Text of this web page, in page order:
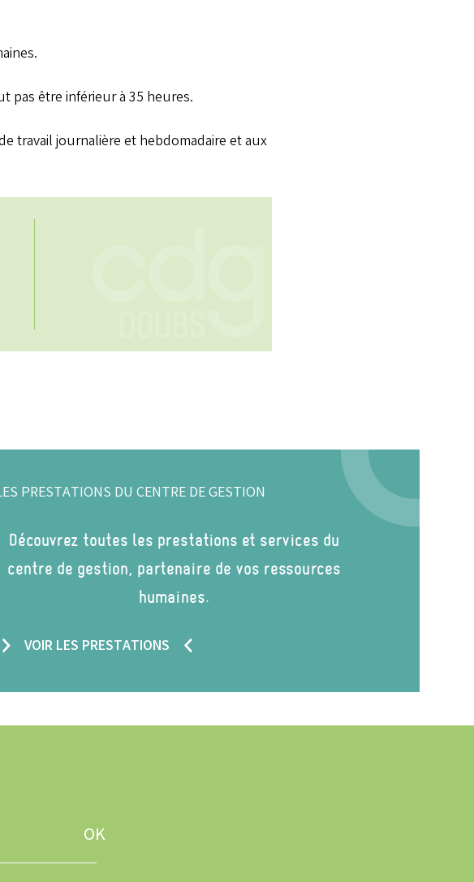
pas être inférieur à 35 heures.
travail journalière et hebdomadaire et aux
PRESTATIONS DU CENTRE DE GESTION
Découvrez toutes les prestations et services du
centre de gestion, partenaire de vos ressources
humaines.
VOIR LES PRESTATIONS